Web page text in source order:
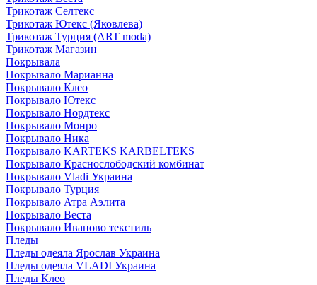
Трикотаж Селтекс
Трикотаж Ютекс (Яковлева)
Трикотаж Турция (ART moda)
Трикотаж Магазин
Покрывала
Покрывало Марианна
Покрывало Клео
Покрывало Ютекс
Покрывало Нордтекс
Покрывало Монро
Покрывало Ника
Покрывало KARTEKS KARBELTEKS
Покрывало Краснослободский комбинат
Покрывало Vladi Украина
Покрывало Турция
Покрывало Атра Аэлита
Покрывало Веста
Покрывало Иваново текстиль
Пледы
Пледы одеяла Ярослав Украина
Пледы одеяла VLADI Украина
Пледы Клео